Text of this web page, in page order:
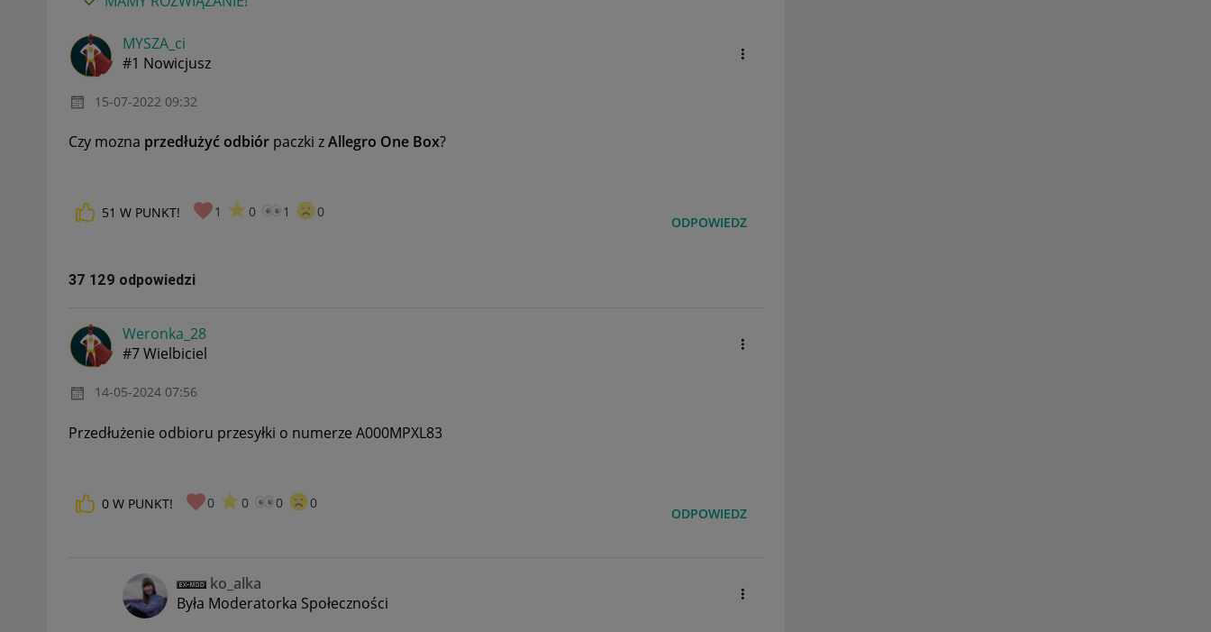
MYSZA_ci
#1 Nowicjusz
‎15-07-2022 09:32
Czy mozna przedłużyć odbiór paczki zAllegro One Box?
51 W PUNKT! 1 0 1 0
ODPOWIEDZ
37 129 odpowiedzi
Weronka_28
#7 Wielbiciel
‎14-05-2024 07:56
Przedłużenie odbioru przesyłki o numerze A000MPXL83
0 W PUNKT! 0 0 0 0
ODPOWIEDZ
ko_alka
Była Moderatorka Społeczności